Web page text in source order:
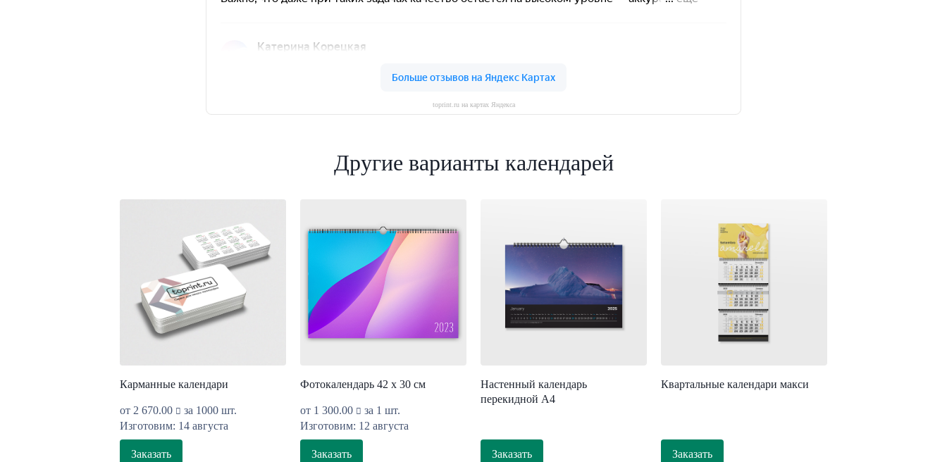
toprint.ru на картах Яндекса
Другие варианты календарей
Карманные календари
от 2 670.00
за 1000 шт.
Изготовим: 14 августа
Заказать
Фотокалендарь 42 х 30 см
от 1 300.00
за 1 шт.
Изготовим: 12 августа
Заказать
Настенный календарь
перекидной А4
Заказать
Квартальные календари макси
Заказать